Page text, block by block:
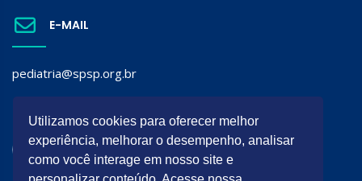
E-MAIL
pediatria@spsp.org.br
SIGA A SPSP:
Utilizamos cookies para oferecer melhor
experiência, melhorar o desempenho, analisar
como você interage em nosso site e